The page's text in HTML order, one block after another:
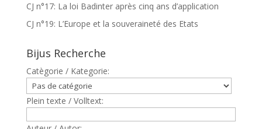
CJ n°17: La loi Badinter après cinq ans d’application
CJ n°19: L’Europe et la souveraineté des Etats
Bijus Recherche
Catègorie / Kategorie:
Plein texte / Volltext: